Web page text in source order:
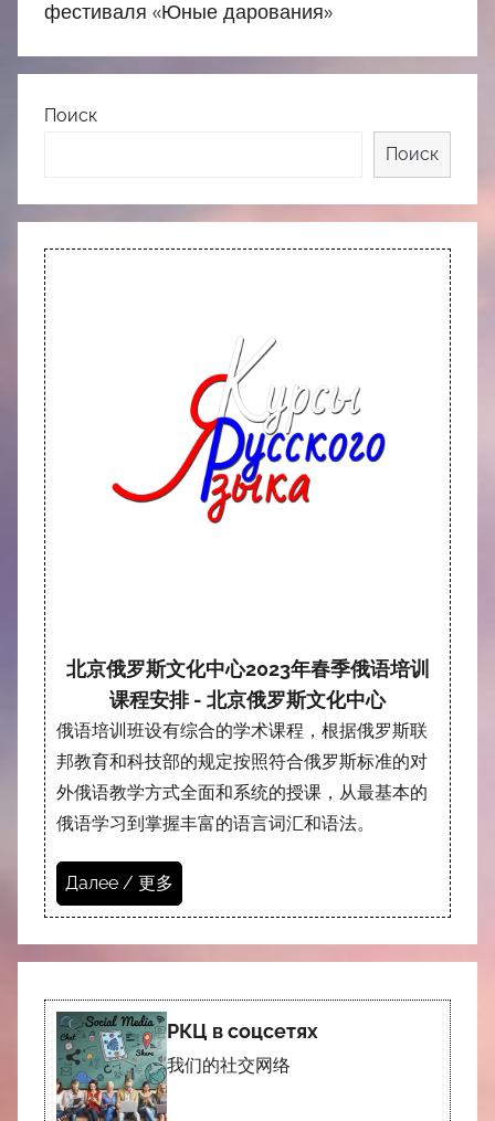
фестиваля «Юные дарования»
Поиск
Поиск
北京俄罗斯文化中心2023年春季俄语培训
课程安排 - 北京俄罗斯文化中心
俄语培训班设有综合的学术课程，根据俄罗斯联
邦教育和科技部的规定按照符合俄罗斯标准的对
外俄语教学方式全面和系统的授课，从最基本的
俄语学习到掌握丰富的语言词汇和语法。
Далее / 更多
РКЦ в соцсетях
我们的社交网络